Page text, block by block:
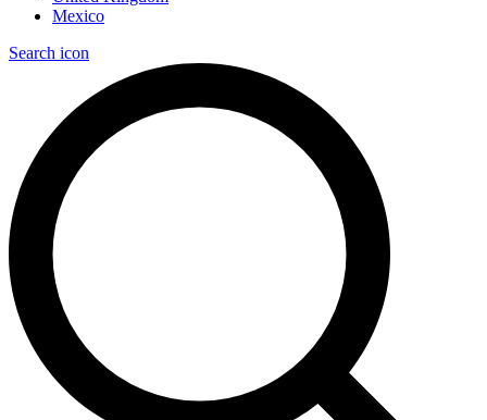
Mexico
Search icon